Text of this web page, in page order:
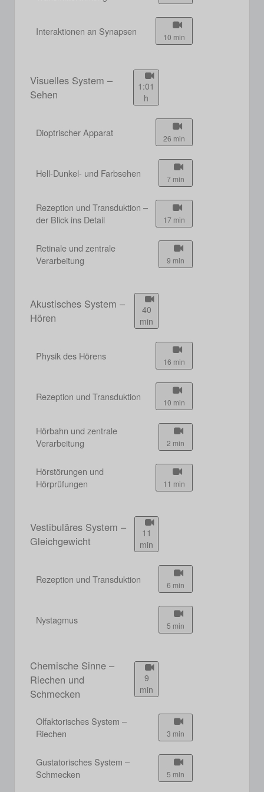
Interaktionen an Synapsen 10 min
Visuelles System –
Sehen
1:01
h
Dioptrischer Apparat 26 min
Hell-Dunkel- und Farbsehen 7 min
Rezeption und Transduktion –
der Blick ins Detail
17 min
Retinale und zentrale
Verarbeitung
9 min
Akustisches System –
Hören
40
min
Physik des Hörens 16 min
Rezeption und Transduktion 10 min
Hörbahn und zentrale
Verarbeitung
2 min
Hörstörungen und
Hörprüfungen
11 min
Vestibuläres System –
Gleichgewicht
11
min
Rezeption und Transduktion 6 min
Nystagmus 5 min
Chemische Sinne –
Riechen und
Schmecken
9
min
Olfaktorisches System –
Riechen
3 min
Gustatorisches System –
Schmecken
5 min